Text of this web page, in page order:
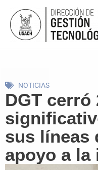
contenido
NOTICIAS
DGT cerró
sus líneas
apoyo a